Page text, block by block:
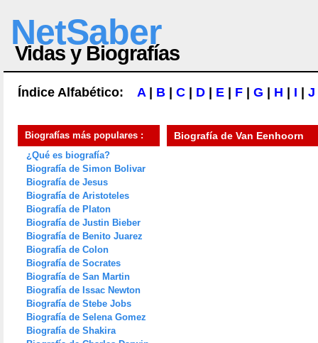
NetSaber
Vidas y Biografías
Índice Alfabético: A| B C D E F G H I J
Biografías más populares :
¿Qué es biografía?
Biografía de Simon Bolivar
Biografía de Jesus
Biografía de Aristoteles
Biografía de Platon
Biografía de Justin Bieber
Biografía de Benito Juarez
Biografía de Colon
Biografía de Socrates
Biografía de San Martin
Biografía de Issac Newton
Biografía de Stebe Jobs
Biografía de Selena Gomez
Biografía de Shakira
Biografía de Van Eenhoorn